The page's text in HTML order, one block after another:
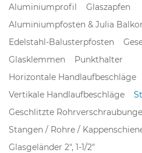
Aluminiumprofil
Glaszapfen
Aluminiumpfosten & Julia
Edelstahl-Balusterpfosten
Glasklemmen
Punkthalter
Horizontale Handlaufbeschläge
Vertikale Handlaufbeschläge
Geschlitzte
Stangen / Rohre /
Glasgeländer 2", 1-1/2"